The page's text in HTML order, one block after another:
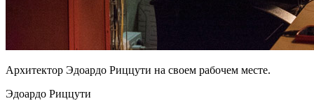
Архитектор Эдоардо Риццути на своем рабочем месте.
Эдоардо Риццути